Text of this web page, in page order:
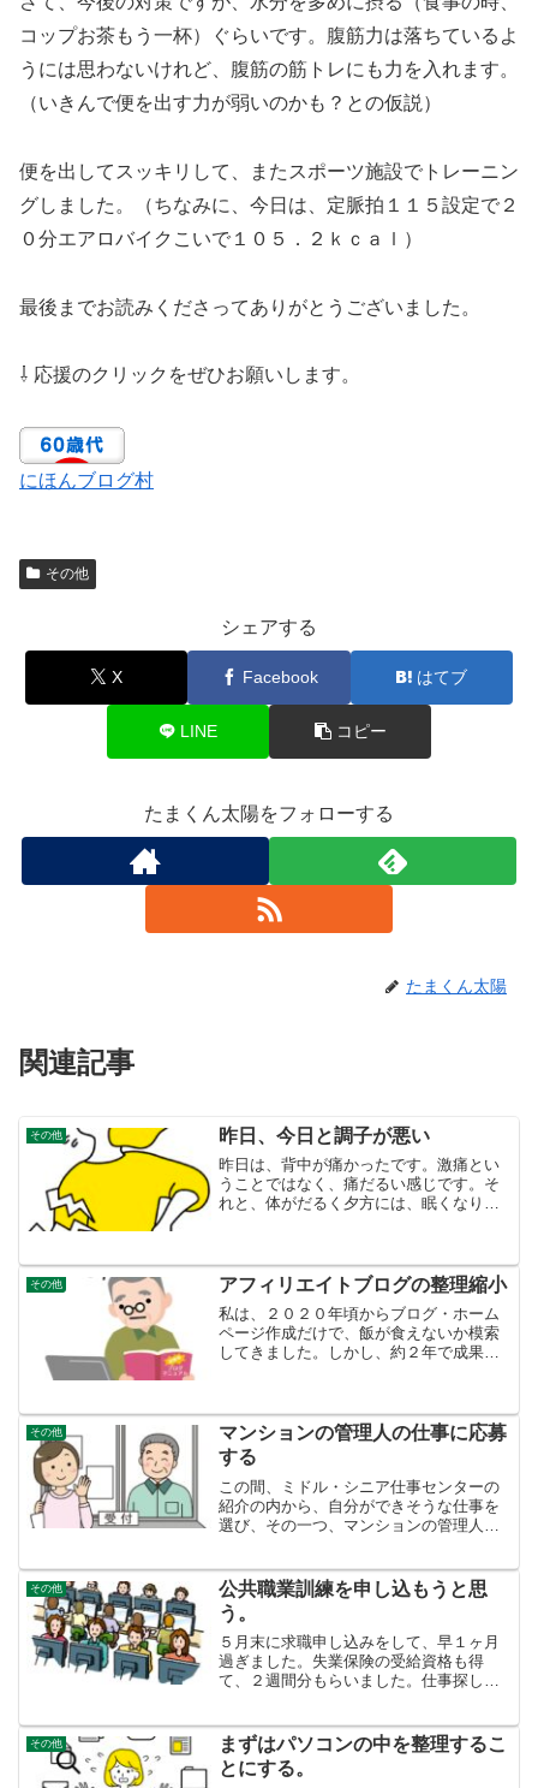
コップお茶もう一杯）ぐらいです。腹筋力は落ちているよ
うには思わないけれど、腹筋の筋トレにも力を入れます。
（いきんで便を出す力が弱いのかも？との仮説）
便を出してスッキリして、またスポーツ施設でトレーニン
グしました。（ちなみに、今日は、定脈拍１１５設定で２
０分エアロバイクこいで１０５．２ｋｃａｌ）
最後までお読みくださってありがとうございました。
⇩ 応援のクリックをぜひお願いします。
にほんブログ村
その他
シェアする
X Facebook はてブ
LINE コピー
たまくん太陽をフォローする
たまくん太陽
関連記事
その他 昨日、今日と調子が悪い
昨日は、背中が痛かったです。激痛とい
うことではなく、痛だるい感じです。そ
れと、体がだるく夕方には、眠くなり２
チをあれこれするものの、全く効果なし
です。コンサートの疲れか...
その他 アフィリエイトブログの整理縮小
私は、２０２０年頃からブログ・ホーム
ページ作成だけで、飯が食えないか模索
してきました。しかし、約２年で成果も
ました。しかし、もう昔み...
その他
マンションの管理人の仕事に応募
する
この間、ミドル・シニア仕事センターの
紹介の内から、自分ができそうな仕事を
選び、その一つ、マンションの管理人の
されるいまは、経理事務などの資格がと
れる訓練校に通っています...
その他
公共職業訓練を申し込もうと思
う。
５月末に求職申し込みをして、早１ヶ月
過ぎました。失業保険の受給資格も得
て、２週間分もらいました。仕事探しし
スクは主に２つ６５歳なので再就職が難
しいということに加えて、自...
その他
まずはパソコンの中を整理するこ
とにする。